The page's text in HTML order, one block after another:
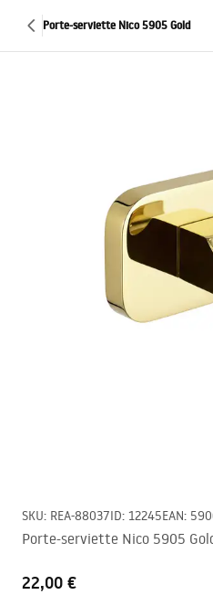
Porte-serviette Nico 5905 Gold
SKU: REA-88037ID: 12245EAN:
Porte-serviette Nico 5905
22,00 €